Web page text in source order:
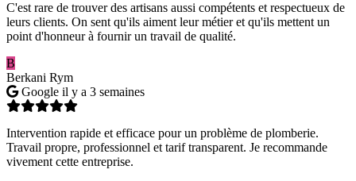
C'est rare de trouver des artisans aussi compétents et respectueux de
leurs clients. On sent qu'ils aiment leur métier et qu'ils mettent un
point d'honneur à fournir un travail de qualité.
B
Berkani Rym
Google il y a 3 semaines
Intervention rapide et efficace pour un problème de plomberie.
Travail propre, professionnel et tarif transparent. Je recommande
vivement cette entreprise.